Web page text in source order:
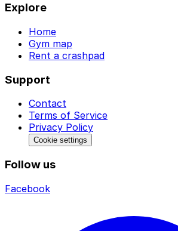
Explore
Home
Gym map
Rent a crashpad
Support
Contact
Terms of Service
Privacy Policy
Cookie settings
Follow us
Facebook